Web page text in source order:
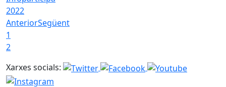
2022
AnteriorSegüent
1
2
Xarxes socials: